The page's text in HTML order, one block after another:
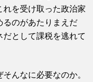
を受け取った政治家
るのがあたりまえだ
として課税を逃れて
んなに必要なのか。